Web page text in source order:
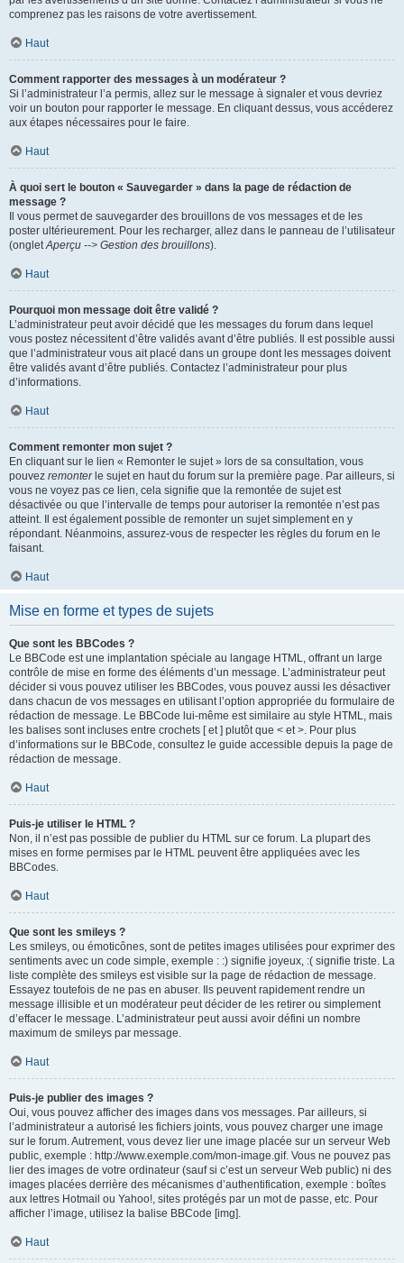
comprenez pas les raisons de votre avertissement.
Haut
Comment rapporter des messages à un modérateur ?
Si l’administrateur l’a permis, allez sur le message à signaler et vous devriez
voir un bouton pour rapporter le message. En cliquant dessus, vous accéderez
aux étapes nécessaires pour le faire.
Haut
À quoi sert le bouton « Sauvegarder » dans la page de rédaction de
message ?
Il vous permet de sauvegarder des brouillons de vos messages et de les
poster ultérieurement. Pour les recharger, allez dans le panneau de l’utilisateur
(ongletAperçu --> Gestion des brouillons).
Haut
Pourquoi mon message doit être validé ?
L’administrateur peut avoir décidé que les messages du forum dans lequel
vous postez nécessitent d’être validés avant d’être publiés. Il est possible aussi
que l’administrateur vous ait placé dans un groupe dont les messages doivent
être validés avant d’être publiés. Contactez l’administrateur pour plus
d’informations.
Haut
Comment remonter mon sujet ?
En cliquant sur le lien « Remonter le sujet » lors de sa consultation, vous
pouvez remonterle sujet en haut du forum sur la première page. Par ailleurs, si
vous ne voyez pas ce lien, cela signifie que la remontée de sujet est
désactivée ou que l’intervalle de temps pour autoriser la remontée n’est pas
atteint. Il est également possible de remonter un sujet simplement en y
répondant. Néanmoins, assurez-vous de respecter les règles du forum en le
faisant.
Haut
Mise en forme et types de sujets
Que sont les BBCodes ?
Le BBCode est une implantation spéciale au langage HTML, offrant un large
contrôle de mise en forme des éléments d’un message. L’administrateur peut
décider si vous pouvez utiliser les BBCodes, vous pouvez aussi les désactiver
dans chacun de vos messages en utilisant l’option appropriée du formulaire de
rédaction de message. Le BBCode lui-même est similaire au style HTML, mais
les balises sont incluses entre crochets [ et ] plutôt que < et >. Pour plus
d’informations sur le BBCode, consultez le guide accessible depuis la page de
rédaction de message.
Haut
Puis-je utiliser le HTML ?
Non, il n’est pas possible de publier du HTML sur ce forum. La plupart des
mises en forme permises par le HTML peuvent être appliquées avec les
BBCodes.
Haut
Que sont les smileys ?
Les smileys, ou émoticônes, sont de petites images utilisées pour exprimer des
sentiments avec un code simple, exemple : :) signifie joyeux, :( signifie triste. La
liste complète des smileys est visible sur la page de rédaction de message.
Essayez toutefois de ne pas en abuser. Ils peuvent rapidement rendre un
message illisible et un modérateur peut décider de les retirer ou simplement
d’effacer le message. L’administrateur peut aussi avoir défini un nombre
maximum de smileys par message.
Haut
Puis-je publier des images ?
Oui, vous pouvez afficher des images dans vos messages. Par ailleurs, si
l’administrateur a autorisé les fichiers joints, vous pouvez charger une image
sur le forum. Autrement, vous devez lier une image placée sur un serveur Web
public, exemple : http://www.exemple.com/mon-image.gif. Vous ne pouvez pas
lier des images de votre ordinateur (sauf si c’est un serveur Web public) ni des
images placées derrière des mécanismes d’authentification, exemple : boîtes
aux lettres Hotmail ou Yahoo!, sites protégés par un mot de passe, etc. Pour
afficher l’image, utilisez la balise BBCode [img].
Haut